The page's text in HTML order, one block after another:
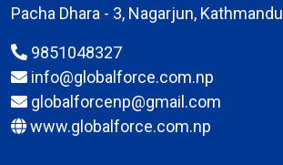
Pacha Dhara - 3, Nagarjun, Kathmandu
9851048327
info@globalforce.com.np
globalforcenp@gmail.com
www.globalforce.com.np